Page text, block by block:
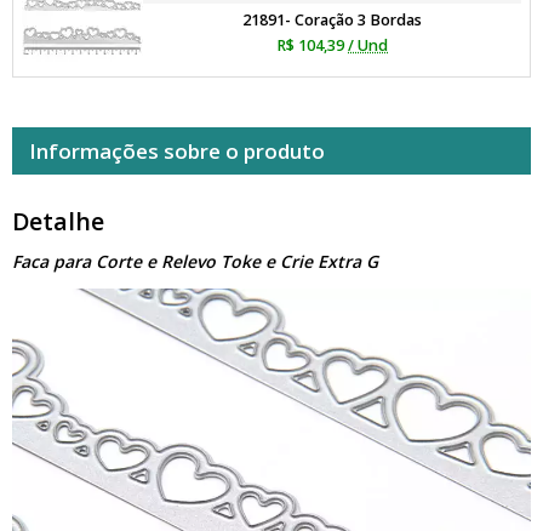
21891- Coração 3 Bordas
R$ 104,39/ Und
Informações sobre o produto
Detalhe
Faca para Corte e Relevo Toke e Crie Extra G